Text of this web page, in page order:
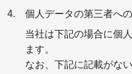
個人データの第三者へ
当社は下記の場合に個
ます。
なお、下記に記載がな